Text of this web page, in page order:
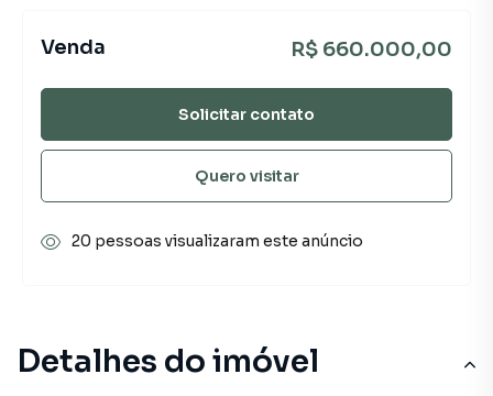
Detalhes do imóvel
Venda R$ 660.000,00
Solicitar contato
Quero visitar
20 pessoas visualizaram este anúncio